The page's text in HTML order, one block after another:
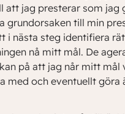
att jag presterar som jag
grundorsaken till min
i nästa steg identifiera
nå mitt mål. De
på att jag når mitt mål
med och eventuellt göra